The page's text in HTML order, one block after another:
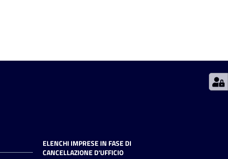
ELENCHI IMPRESE IN FASE DI
CANCELLAZIONE D'UFFICIO